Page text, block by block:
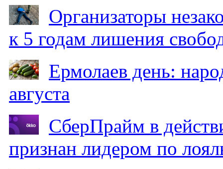
Организаторы
к 5 годам лишения
Ермолаев день:
августа
СберПрайм в
признан лидером по